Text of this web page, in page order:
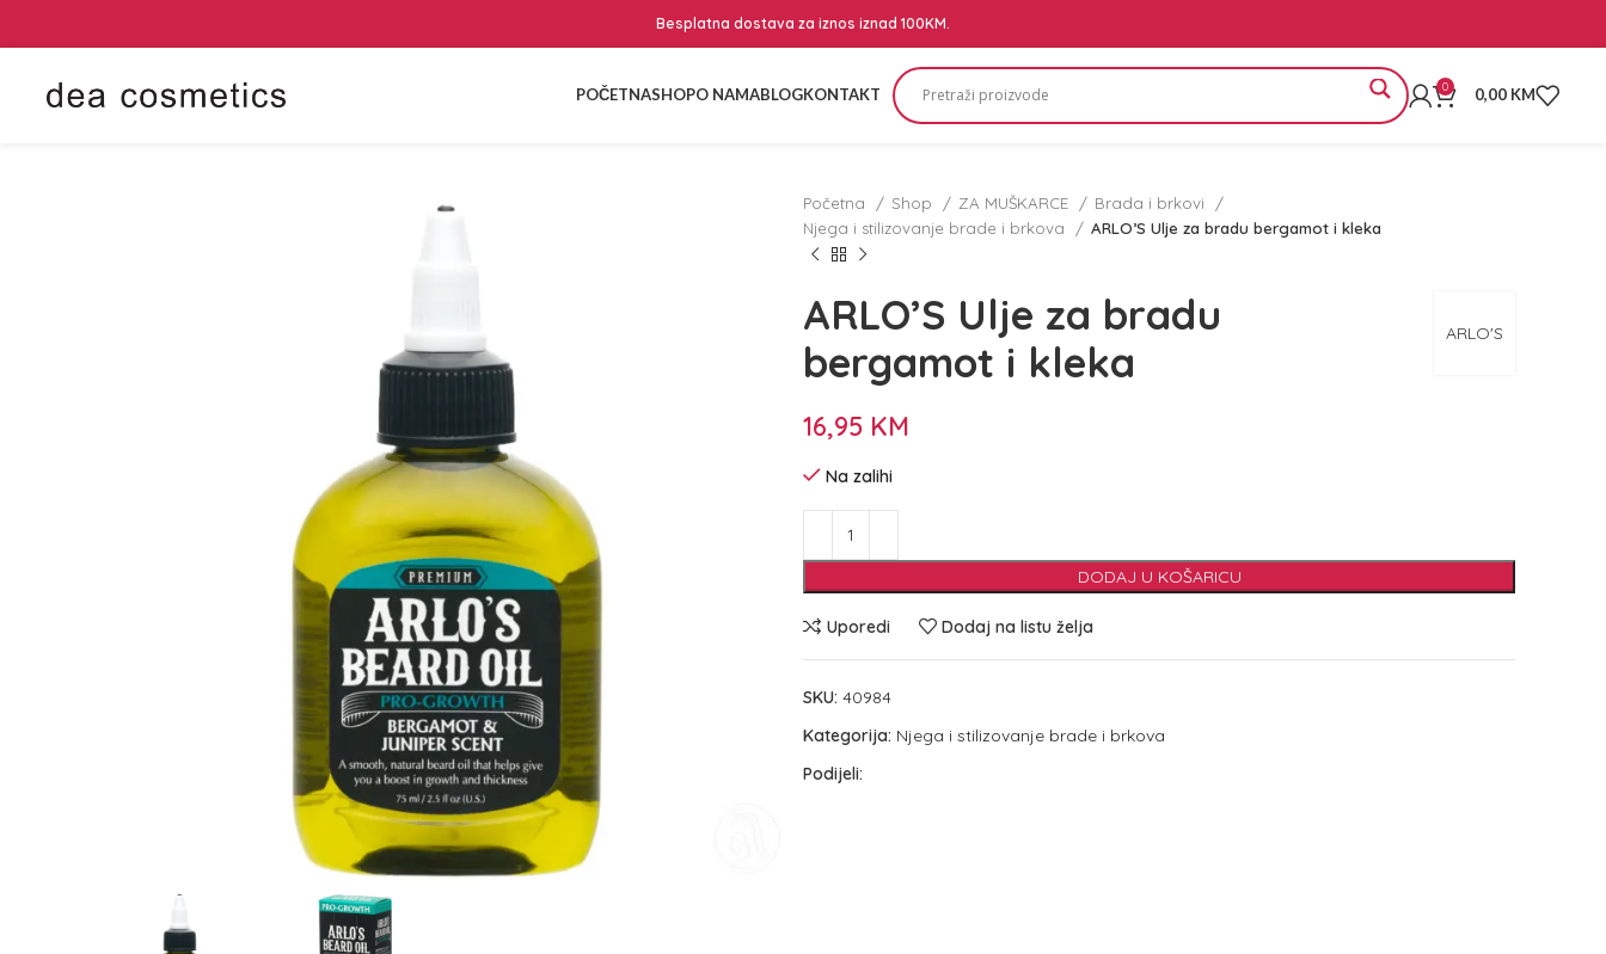
Besplatna dostava za iznos iznad 100KM.
POČETNASHOPO NAMABLOGKONTAKT 0 0,00 KM
Početna Shop ZA MUŠKARCE
Brada i brkovi
Njega i stilizovanje brade i brkova
ARLO’S Ulje za bradu bergamot i kleka
ARLO'S
ARLO’S Ulje za bradu
bergamot i kleka
16,95 KM
Na zalihi
DODAJ U KOŠARICU
Uporedi Dodaj na listu želja
SKU: 40984
Kategorija: Njega i stilizovanje brade i brkova
Podijeli: